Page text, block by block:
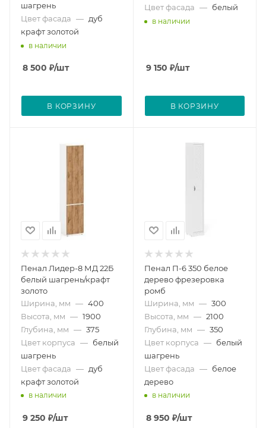
шагрень
Цвет фасада — дуб
крафт золотой
в наличии
8 500 ₽/шт
В КОРЗИНУ
Цвет фасада — белый
в наличии
9 150 ₽/шт
В КОРЗИНУ
Пенал Лидер-8 МД 22Б
белый шагрень/крафт
золото
Ширина, мм — 400
Высота, мм — 1900
Глубина, мм — 375
Цвет корпуса — белый
шагрень
Цвет фасада — дуб
крафт золотой
в наличии
9 250 ₽/шт
Пенал П-6 350 белое
дерево фрезеровка
ромб
Ширина, мм — 300
Высота, мм — 2100
Глубина, мм — 350
Цвет корпуса — белый
шагрень
Цвет фасада — белое
дерево
в наличии
8 950 ₽/шт